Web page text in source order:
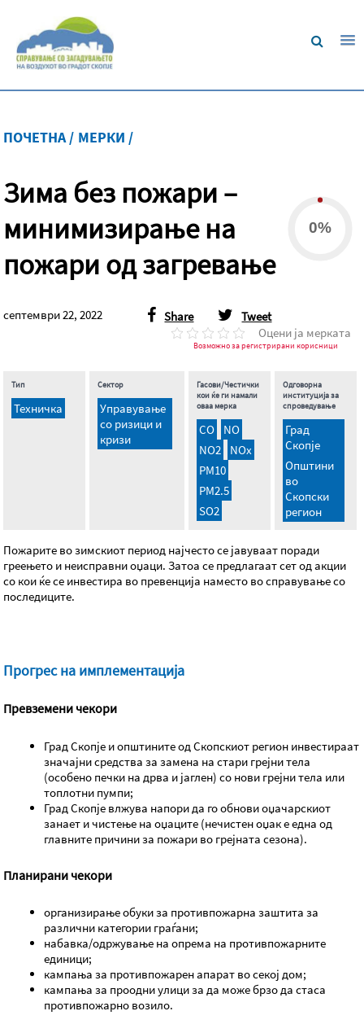
ПОЧЕТНА / МЕРКИ /
Зима без пожари –
минимизирање на
пожари од загревање
0%
септември 22, 2022 Share
Tweet
Оцени ја мерката
Возможно за регистрирани корисници
Тип
Техничка
Сектор
Управување
со ризици и
кризи
Гасови/Честички
кои ќе ги намали
оваа мерка
CO
NO
NO2
NOx
PM10
PM2.5
SO2
Одговорна
институција за
спроведување
Град
Скопје
Општини
во
Скопски
регион
Пожарите во зимскиот период најчесто се јавуваат поради
греењето и неисправни оџаци. Затоа се предлагаат сет од акции
со кои ќе се инвестира во превенција наместо во справување со
последиците.
Прогрес на имплементација
Превземени чекори
Град Скопје и општините од Скопскиот регион инвестираат
значајни средства за замена на стари грејни тела
(особено печки на дрва и јаглен) со нови грејни тела или
топлотни пумпи;
Град Скопје влжува напори да го обнови оџачарскиот
занает и чистење на оџаците (нечистен оџак е една од
главните причини за пожари во грејната сезона).
Планирани чекори
организирање обуки за противпожарна заштита за
различни категории граѓани;
набавка/одржување на опрема на противпожарните
единици;
кампања за противпожарен апарат во секој дом;
кампања за проодни улици за да може брзо да стаса
противпожарно возило.